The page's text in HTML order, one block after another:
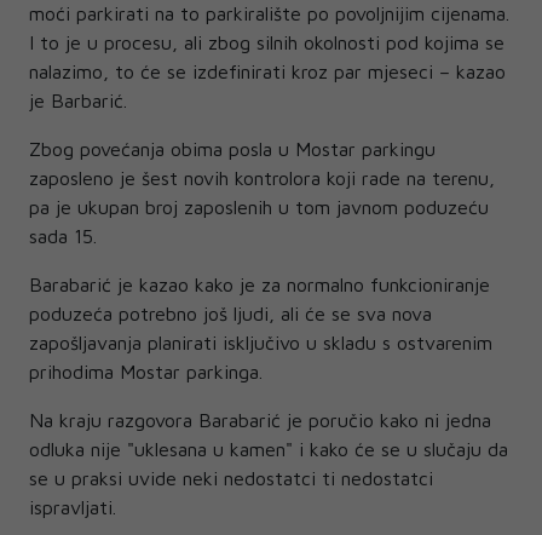
moći parkirati na to parkiralište po povoljnijim cijenama.
I to je u procesu, ali zbog silnih okolnosti pod kojima se
nalazimo, to će se izdefinirati kroz par mjeseci – kazao
je Barbarić.
Zbog povećanja obima posla u Mostar parkingu
zaposleno je šest novih kontrolora koji rade na terenu,
pa je ukupan broj zaposlenih u tom javnom poduzeću
sada 15.
Barabarić je kazao kako je za normalno funkcioniranje
poduzeća potrebno još ljudi, ali će se sva nova
zapošljavanja planirati isključivo u skladu s ostvarenim
prihodima Mostar parkinga.
Na kraju razgovora Barabarić je poručio kako ni jedna
odluka nije "uklesana u kamen" i kako će se u slučaju da
se u praksi uvide neki nedostatci ti nedostatci
ispravljati.